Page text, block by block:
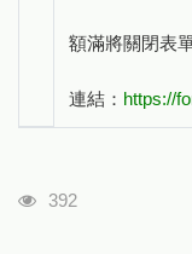
額滿將關閉表
連結： https://
瀏覽人次
392